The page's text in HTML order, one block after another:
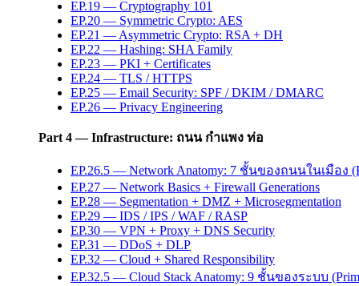
EP.19 — Cryptography 101
EP.20 — Symmetric Crypto: AES
EP.21 — Asymmetric Crypto: RSA + DH
EP.22 — Hashing: SHA Family
EP.23 — PKI + Certificates
EP.24 — TLS / HTTPS
EP.25 — Email Security: SPF / DKIM / DMARC
EP.26 — Privacy Engineering
Part 4 — Infrastructure: ถนน กำแพง ท่อ
EP.26.5 — Network Anatomy: 7 ชั้นของถนนในเมือง
EP.27 — Network Basics + Firewall Generations
EP.28 — Segmentation + DMZ + Microsegmentation
EP.29 — IDS / IPS / WAF / RASP
EP.30 — VPN + Proxy + DNS Security
EP.31 — DDoS + DLP
EP.32 — Cloud + Shared Responsibility
EP.32.5 — Cloud Stack Anatomy: 9 ชั้นของระบบ